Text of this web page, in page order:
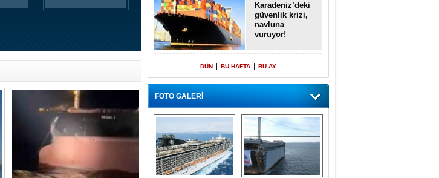
Karadeniz’deki
güvenlik krizi,
navluna
vuruyor!
DÜN BU HAFTA BU AY
FOTO GALERİ